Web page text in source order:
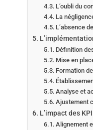
L’oubli du
La
L’absence
Définition
Mise en
Formation
Analyse et
Ajustement
L’impact des
Alignement